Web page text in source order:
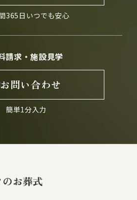
365日いつでも安心
請求・施設見学
お問い合わせ
簡単1分入力